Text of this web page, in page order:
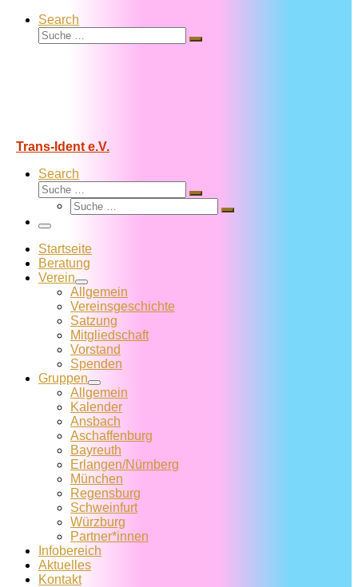
Search
Suche
Suche
Trans-Ident e.V.
Search
Suche
Suche
Suche
Suche
Menü
Startseite
Beratung
Verein
Allgemein
Vereins­geschichte
Satzung
Mitglied­schaft
Vorstand
Spenden
Gruppen
Allgemein
Kalender
Ansbach
Aschaffenburg
Bayreuth
Erlangen/Nürnberg
München
Regensburg
Schweinfurt
Würzburg
Partner*innen
Infobereich
Aktuelles
Kontakt